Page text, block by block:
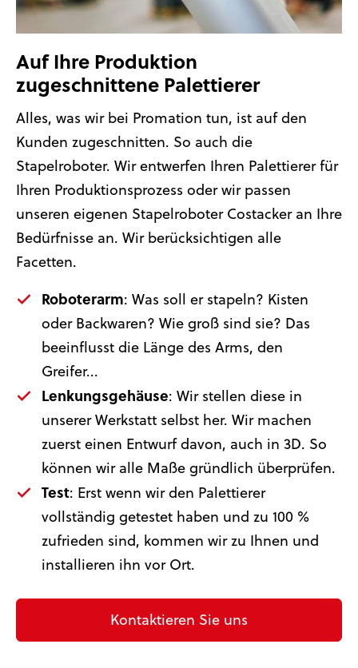
Auf Ihre Produktion
zugeschnittene Palettierer
Alles, was wir bei Promation tun, ist auf den
Kunden zugeschnitten. So auch die
Stapelroboter. Wir entwerfen Ihren Palettierer für
Ihren Produktionsprozess oder wir passen
unseren eigenen Stapelroboter Costacker an Ihre
Bedürfnisse an. Wir berücksichtigen alle
Facetten.
Roboterarm: Was soll er stapeln? Kisten
oder Backwaren? Wie groß sind sie? Das
beeinflusst die Länge des Arms, den
Greifer...
Lenkungsgehäuse: Wir stellen diese in
unserer Werkstatt selbst her. Wir machen
zuerst einen Entwurf davon, auch in 3D. So
können wir alle Maße gründlich überprüfen.
Test: Erst wenn wir den Palettierer
vollständig getestet haben und zu 100 %
zufrieden sind, kommen wir zu Ihnen und
installieren ihn vor Ort.
Kontaktieren Sie uns